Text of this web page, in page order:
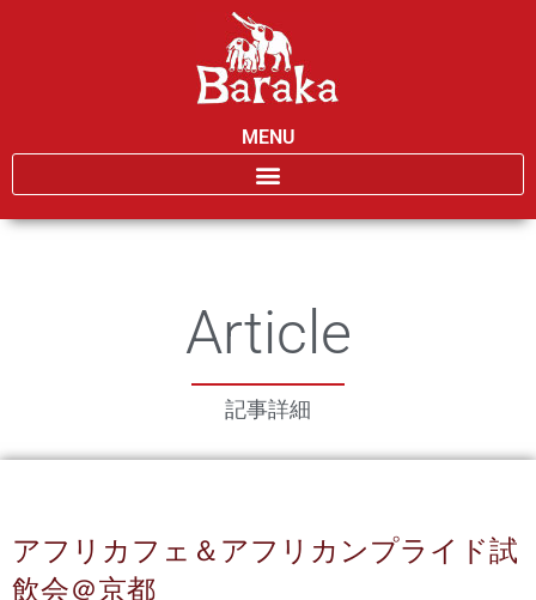
MENU
Article
記事詳細
アフリカフェ＆アフリカンプライド試
飲会＠京都